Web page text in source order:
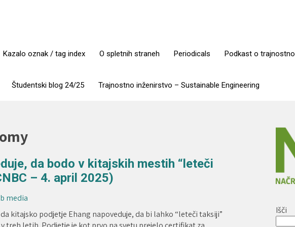
Kazalo oznak / tag index O spletnih straneh Periodicals Podkast o
Študentski blog 24/25 Trajnostno inženirstvo – Sustainable Engineering
da bodo v kitajskih mestih “leteči
– 4. april 2025)
media
kitajsko podjetje Ehang napoveduje, da bi lahko “leteči taksiji”
Išči